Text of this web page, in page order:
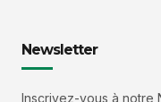
Newsletter
Inscrivez-vous à notre